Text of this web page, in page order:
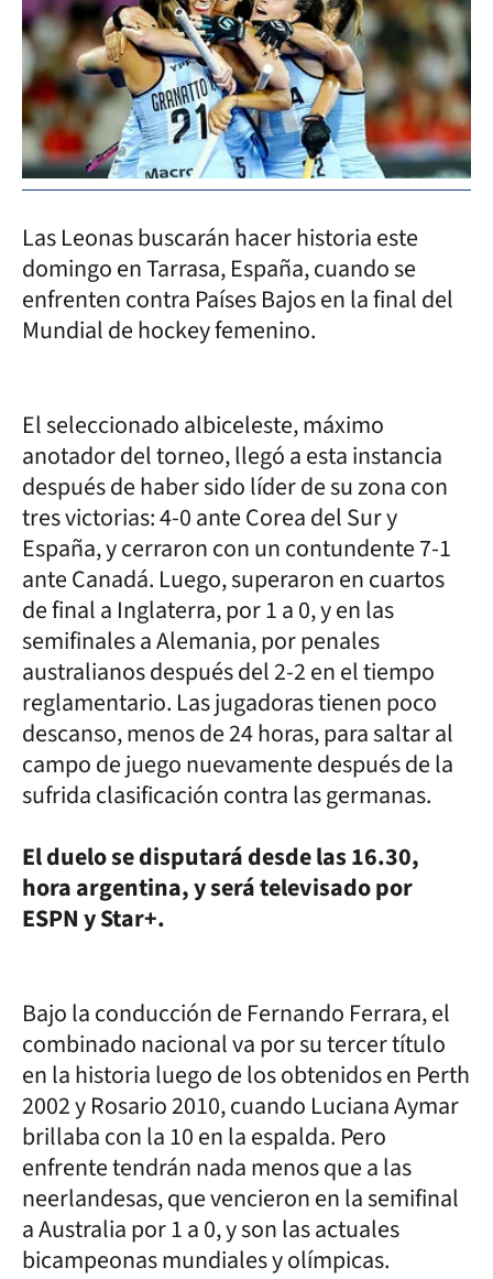
Las Leonas buscarán hacer historia este
domingo en Tarrasa, España, cuando se
enfrenten contra Países Bajos en la final del
Mundial de hockey femenino.
El seleccionado albiceleste, máximo
anotador del torneo, llegó a esta instancia
después de haber sido líder de su zona con
tres victorias: 4-0 ante Corea del Sur y
España, y cerraron con un contundente 7-1
ante Canadá. Luego, superaron en cuartos
de final a Inglaterra, por 1 a 0, y en las
semifinales a Alemania, por penales
australianos después del 2-2 en el tiempo
reglamentario. Las jugadoras tienen poco
descanso, menos de 24 horas, para saltar al
campo de juego nuevamente después de la
sufrida clasificación contra las germanas.
El duelo se disputará desde las 16.30,
hora argentina, y será televisado por
ESPN y Star+.
Bajo la conducción de Fernando Ferrara, el
combinado nacional va por su tercer título
en la historia luego de los obtenidos en Perth
2002 y Rosario 2010, cuando Luciana Aymar
brillaba con la 10 en la espalda. Pero
enfrente tendrán nada menos que a las
neerlandesas, que vencieron en la semifinal
a Australia por 1 a 0, y son las actuales
bicampeonas mundiales y olímpicas.